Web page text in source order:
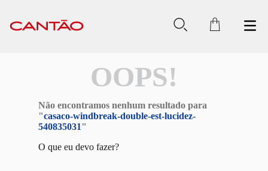
OOPS!
Não encontramos nenhum resultado para
"casaco-windbreak-double-est-lucidez-
540835031 "
O que eu devo fazer?